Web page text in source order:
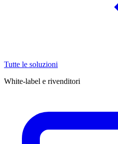
Tutte le soluzioni
White-label e rivenditori